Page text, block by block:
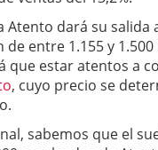
Atento dará su salida
de entre 1.155 y
que estar atentos a
, cuyo precio se
sabemos que el